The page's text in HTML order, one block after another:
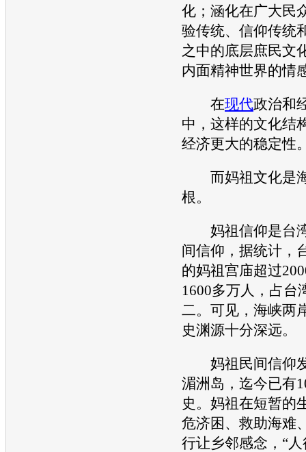
化；涵化在广大民
验传统、信仰传统
之中的底层庶民文
内面精神世界的情
在现代政治和
中，这样的文化结
经济更大的稳定性
而妈祖文化是
根。
妈祖信仰是台
间信仰，据统计，
的妈祖宫庙超过
1600多万人，占台
二。可见，海峡两
史渊源十分深远。
妈祖民间信仰
湄洲岛，迄今已有
史。妈祖在短暂的
危济困、救助海难
行让乡邻感念，“